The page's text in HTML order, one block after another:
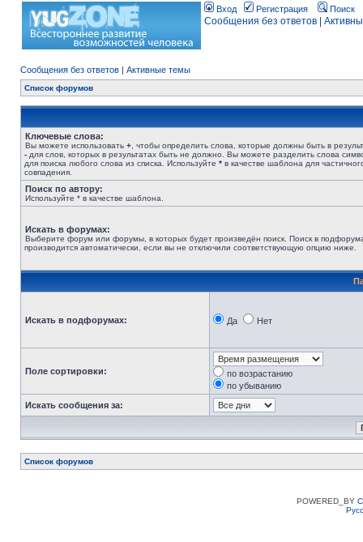
Вход Регистрация Поиск
Сообщения без ответов
Сообщения без ответов | Активные темы
Список форумов
Ключевые слова:
Вы можете использовать + , чтобы определить слова, которые должны быть в
- для слов, которых в результатах быть не должно. Вы можете разделить слова
для поиска любого слова из списка. Используйте * в качестве шаблона для
совпадения.
Поиск по автору:
Используйте * в качестве шаблона.
Искать в форумах:
Выберите форум или форумы, в которых будет произведён поиск. Поиск в
производится автоматически, если вы не отключили соответствующую опцию ниже.
Искать в подфорумах: Да Нет
Поле сортировки:
по возрастанию
по убыванию
Искать сообщения за:
Список форумов
POWERED_BY